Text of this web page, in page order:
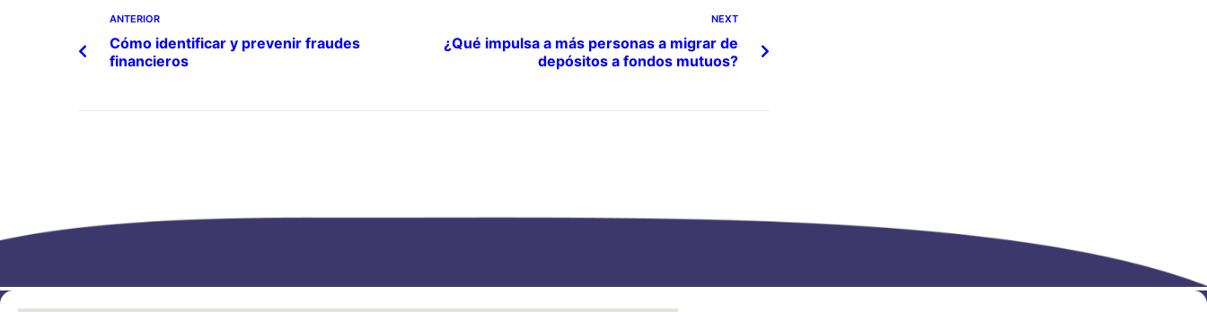
ANTERIOR
Cómo identificar y prevenir fraudes
financieros
NEXT
¿Qué impulsa a más personas a migrar de
depósitos a fondos mutuos?